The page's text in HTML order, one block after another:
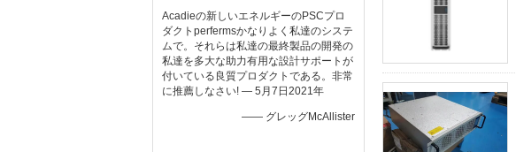
Acadieの新しいエネルギーのPSCプロ
ダクトperfermsかなりよく私達のシステ
ムで。それらは私達の最終製品の開発の
私達を多大な助力有用な設計サポートが
付いている良質プロダクトである。非常
に推薦しなさい! — 5月7日2021年
—— グレッグMcAllister